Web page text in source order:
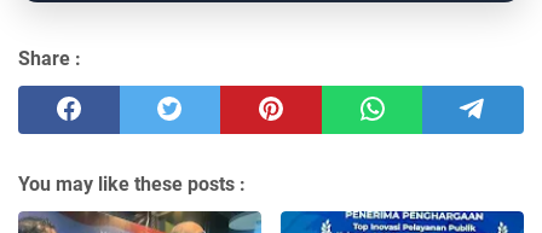
Share :
You may like these posts :